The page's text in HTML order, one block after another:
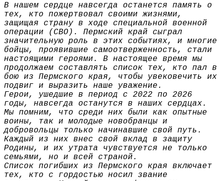
В нашем сердце навсегда останется память о
тех, кто пожертвовал своими жизнями,
защищая страну в ходе специальной военной
операции (СВО). Пермский край сыграл
значительную роль в этих событиях, и многие
бойцы, проявившие самоотверженность, стали
настоящими героями. В настоящее время мы
продолжаем составлять список тех, кто пал в
бою из Пермского края, чтобы увековечить их
подвиг и выразить наше уважение.
Герои, ушедшие в период с 2022 по 2026
годы, навсегда останутся в наших сердцах.
Мы помним, что среди них были как опытные
воины, так и молодые новобранцы и
добровольцы только начинавшие свой путь.
Каждый из них внес свой вклад в защиту
Родины, и их утрата чувствуется не только
семьями, но и всей страной.
Список погибших из Пермского края включает
тех, кто с гордостью носил звание